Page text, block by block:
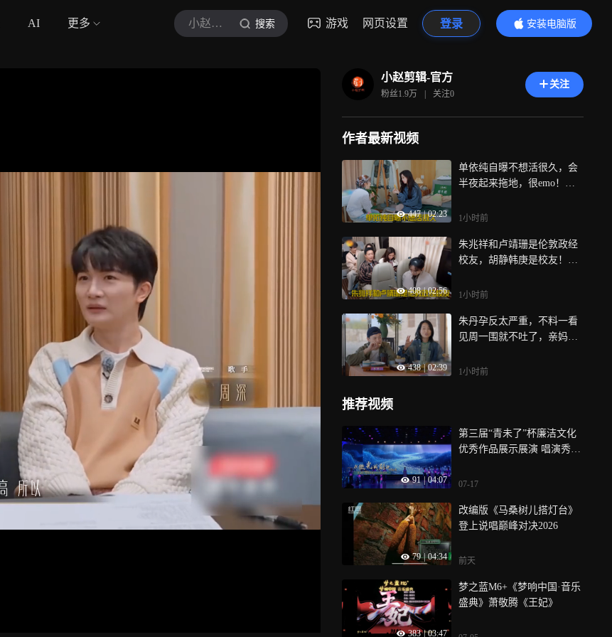
AI 更多 小赵剪辑-官方 搜索 游戏 网页设置 登录
安装电脑版
内容更精彩
小赵剪辑-官方
粉丝1.9万 | 关注0
关注
作者最新视频
447 | 02:23
单依纯自曝不想活很久，会
半夜起来拖地，很emo！丨
1小时前
408 | 02:56
朱兆祥和卢靖珊是伦敦政经
校友，胡静韩庚是校友！这
1小时前
438 | 02:39
朱丹孕反太严重，不料一看
见周一围就不吐了，亲妈吐
1小时前
推荐视频
91 | 04:07
第三届“青未了”杯廉洁文化
优秀作品展示展演 唱演秀
07-17
79 | 04:34
改编版《马桑树儿搭灯台》
登上说唱巅峰对决2026
前天
383 | 03:47
梦之蓝M6+《梦响中国·音乐
盛典》萧敬腾《王妃》